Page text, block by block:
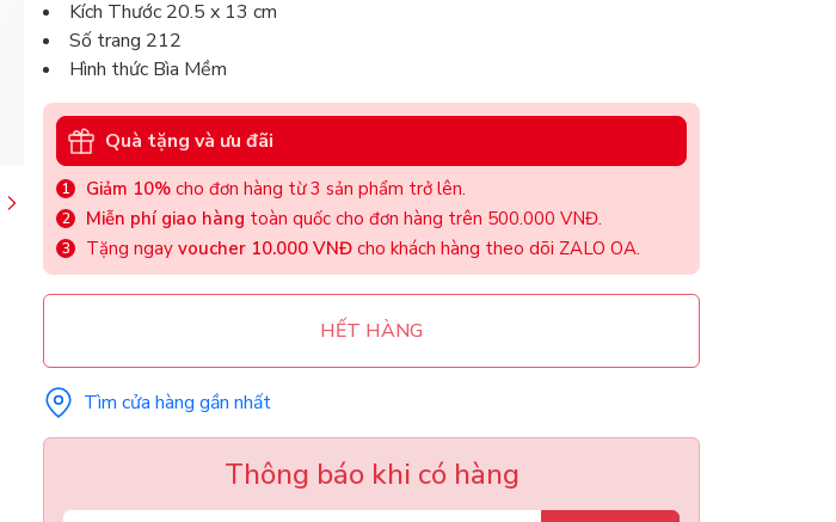
Kích Thước 20.5 x 13 cm
Số trang 212
Hình thức Bìa Mềm
Quà tặng và ưu đãi
Giảm 10% cho đơn hàng từ 3 sản phẩm trở lên.
Miễn phí giao hàng toàn quốc cho đơn hàng trên 500.000 VNĐ.
Tặng ngay voucher 10.000 VNĐ cho khách hàng theo dõi ZALO OA.
HẾT HÀNG
Tìm cửa hàng gần nhất
Thông báo khi có hàng